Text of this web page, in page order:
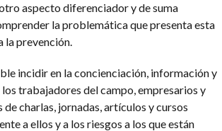
aspecto diferenciador y de suma
la problemática que presenta esta
la prevención.
incidir en la concienciación, información y
trabajadores del campo, empresarios y
de charlas, jornadas, artículos y cursos
a ellos y a los riesgos a los que están